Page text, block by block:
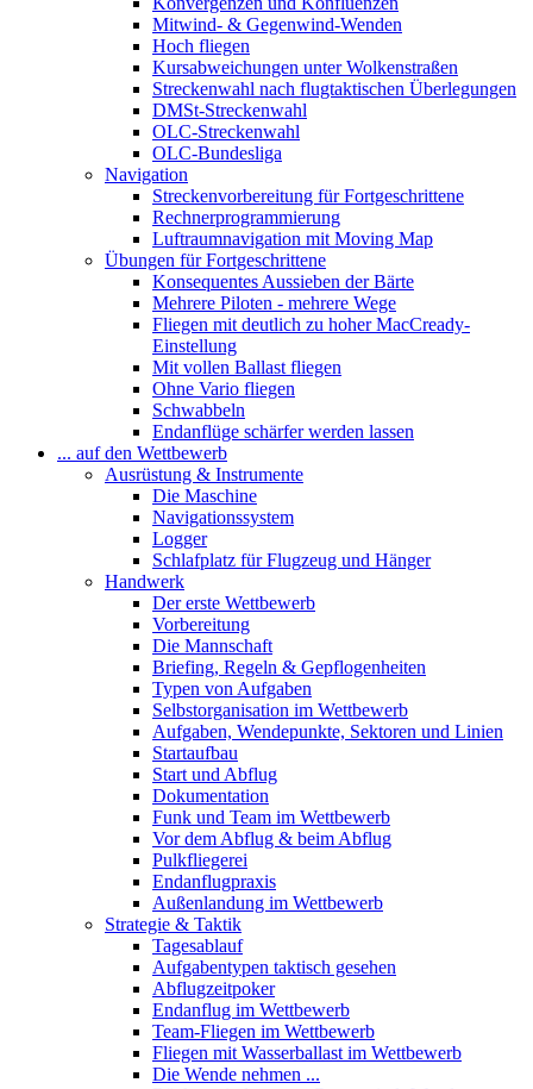
Mitwind- & Gegenwind-Wenden
Hoch fliegen
Kursabweichungen unter Wolkenstraßen
Streckenwahl nach flugtaktischen Überlegungen
DMSt-Streckenwahl
OLC-Streckenwahl
OLC-Bundesliga
Navigation
Streckenvorbereitung für Fortgeschrittene
Rechnerprogrammierung
Luftraumnavigation mit Moving Map
Übungen für Fortgeschrittene
Konsequentes Aussieben der Bärte
Mehrere Piloten - mehrere Wege
Fliegen mit deutlich zu hoher MacCready-
Einstellung
Mit vollen Ballast fliegen
Ohne Vario fliegen
Schwabbeln
Endanflüge schärfer werden lassen
... auf den Wettbewerb
Ausrüstung & Instrumente
Die Maschine
Navigationssystem
Logger
Schlafplatz für Flugzeug und Hänger
Handwerk
Der erste Wettbewerb
Vorbereitung
Die Mannschaft
Briefing, Regeln & Gepflogenheiten
Typen von Aufgaben
Selbstorganisation im Wettbewerb
Aufgaben, Wendepunkte, Sektoren und Linien
Startaufbau
Start und Abflug
Dokumentation
Funk und Team im Wettbewerb
Vor dem Abflug & beim Abflug
Pulkfliegerei
Endanflugpraxis
Außenlandung im Wettbewerb
Strategie & Taktik
Tagesablauf
Aufgabentypen taktisch gesehen
Abflugzeitpoker
Endanflug im Wettbewerb
Team-Fliegen im Wettbewerb
Fliegen mit Wasserballast im Wettbewerb
Die Wende nehmen ...